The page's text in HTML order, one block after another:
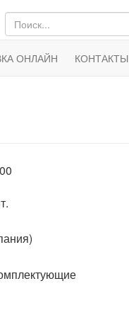
ОНЛАЙН КОНТАКТЫ